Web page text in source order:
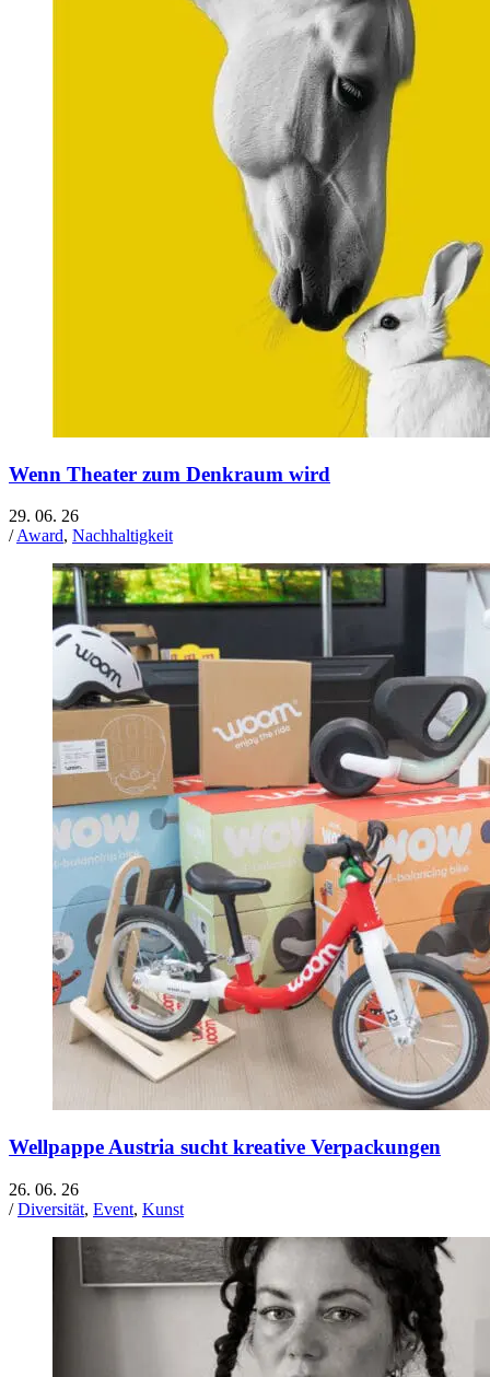
Wenn Theater zum Denkraum wird
29. 06. 26
/Award, Nachhaltigkeit
Wellpappe Austria sucht kreative Verpackungen
26. 06. 26
/Diversität, Event, Kunst